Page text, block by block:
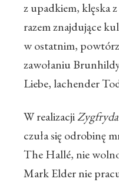
z upadkiem, klęska
razem znajdujące
w ostatnim,
zawołaniu
Liebe, lachender
W realizacjiZygfryda
czuła się odrobinę
The Hallé, nie
Mark Elder nie